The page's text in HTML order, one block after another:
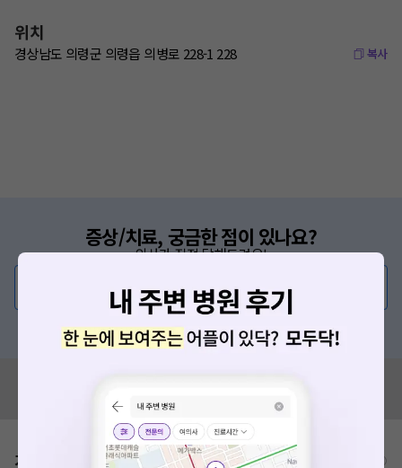
위치
경상남도 의령군 의령읍 의병로 228-1 228 복사
증상/치료, 궁금한 점이 있나요?
의사가 직접 답해드려요!
💬 무엇이든 물어보세요
모두닥 팀에 알려주세요!
가격표 비급여/급여 진료란?